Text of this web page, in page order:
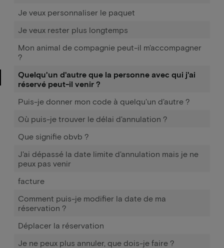
Je veux personnaliser le paquet
Je veux rester plus longtemps
Mon animal de compagnie peut-il m'accompagner
?
Quelqu'un d'autre que la personne avec qui j'ai
réservé peut-il venir ?
Puis-je donner mon code à quelqu'un d'autre ?
Où puis-je trouver le délai d'annulation ?
Que signifie obvb ?
J'ai dépassé la date limite d'annulation mais je ne
peux pas venir
facture
Comment puis-je modifier la date de ma
réservation ?
Déplacer la réservation
Je ne peux plus annuler, que dois-je faire ?